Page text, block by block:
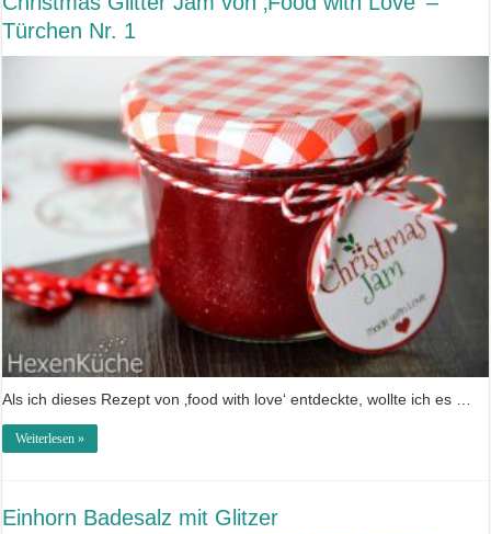
Türchen Nr. 1
Als ich dieses Rezept von ‚food with love‘ entdeckte, wollte ich es …
Weiterlesen »
Einhorn Badesalz mit Glitzer